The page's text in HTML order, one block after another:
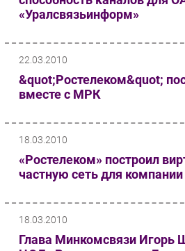
«Уралсвязьинформ»
22.03.2010
&quot;Ростелеком&quot;
вместе с МРК
18.03.2010
«Ростелеком» построил
частную сеть для
18.03.2010
Глава Минкомсвязи Игорь